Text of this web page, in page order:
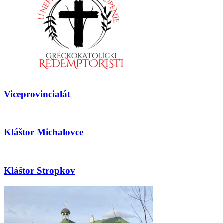
Viceprovincialát
Kláštor Michalovce
Kláštor Stropkov